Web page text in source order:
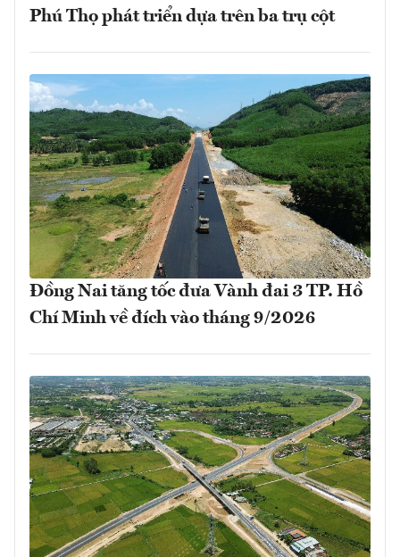
Phú Thọ phát triển dựa trên ba trụ cột
Đồng Nai tăng tốc đưa Vành đai 3 TP. Hồ
Chí Minh về đích vào tháng 9/2026